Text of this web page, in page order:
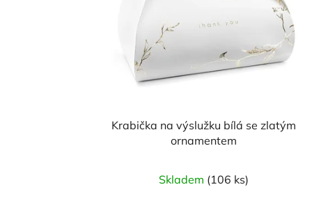
Krabička na výslužku bílá se zlatým
ornamentem
Skladem (106 ks)